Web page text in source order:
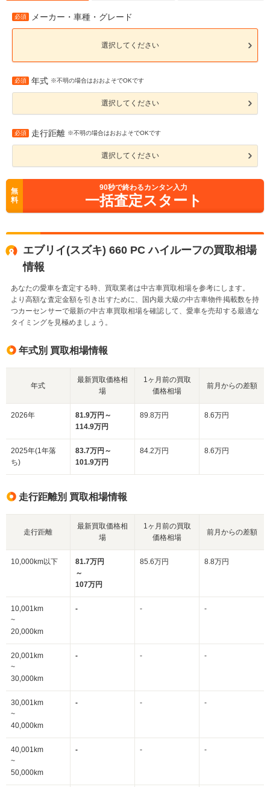
必須 メーカー・車種・グレード
選択してください
必須 年式 ※不明の場合はおおよそでOKです
選択してください
必須 走行距離 ※不明の場合はおおよそでOKです
選択してください
無
料
90秒で終わるカンタン入力
一括査定スタート
エブリイ(スズキ) 660 PC ハイルーフの買取相場
情報
あなたの愛車を査定する時、買取業者は中古車買取相場を参考にします。
より高額な査定金額を引き出すために、国内最大級の中古車物件掲載数を持
つカーセンサーで最新の中古車買取相場を確認して、愛車を売却する最適な
タイミングを見極めましょう。
年式別 買取相場情報
年式
最新買取価格相
場
1ヶ月前の買取
価格相場
前月からの差額
2026年
81.9万円～
114.9万円
89.8万円 8.6万円
2025年(1年落
ち)
83.7万円～
101.9万円
84.2万円 8.6万円
走行距離別 買取相場情報
走行距離
最新買取価格相
場
1ヶ月前の買取
価格相場
前月からの差額
10,000km以下
81.7万円
～
107万円
85.6万円 8.8万円
10,001km
~
20,000km
- - -
20,001km
~
30,000km
- - -
30,001km
~
40,000km
- - -
40,001km
~
50,000km
- - -